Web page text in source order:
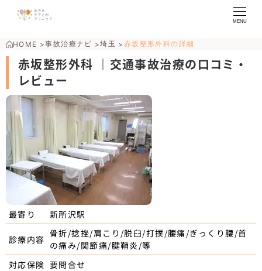
MENU
HOME >事故治療ナビ >埼玉 > 赤坂整形外科の詳細
赤坂整形外科 ｜交通事故治療の口コミ・
レビュー
最寄り 新所沢駅
診療内容
骨折/捻挫/肩こり/脱臼/打撲/腰痛/ぎっくり腰/首
の痛み/関節痛/腱鞘炎/等
対応保険 要問合せ